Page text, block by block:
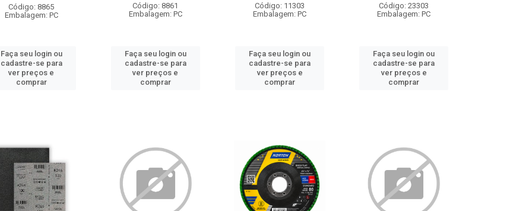
Código: 8865
Embalagem: PC
Faça seu login ou
cadastre-se para
ver preços e
comprar
Código: 8861
Embalagem: PC
Faça seu login ou
cadastre-se para
ver preços e
comprar
Código: 11303
Embalagem: PC
Faça seu login ou
cadastre-se para
ver preços e
comprar
Código: 23303
Embalagem: PC
Faça seu login ou
cadastre-se para
ver preços e
comprar